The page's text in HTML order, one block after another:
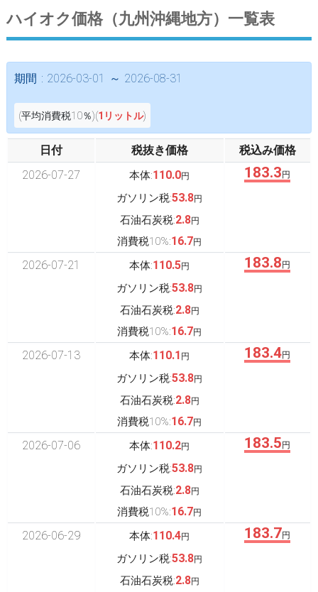
ハイオク価格（九州沖縄地方）一覧表
期間 : 2026-03-01 ～ 2026-08-31
(平均消費税10％)(1リットル)
日付 税抜き価格
税込み価格
2026-07-27
本体:110.0円
ガソリン税:53.8円
石油石炭税:2.8円
消費税10%:16.7円
183.3 円
2026-07-21 本体:110.5円
ガソリン税:53.8円
石油石炭税:2.8円
消費税10%:16.7円
183.8 円
2026-07-13 本体:110.1 円
ガソリン税:53.8円
石油石炭税:2.8円
消費税10%:16.7円
183.4円
2026-07-06 本体:110.2円
ガソリン税:53.8円
石油石炭税:2.8円
消費税10%:16.7円
183.5 円
2026-06-29 本体:110.4円
ガソリン税:53.8円
石油石炭税:2.8円
183.7円